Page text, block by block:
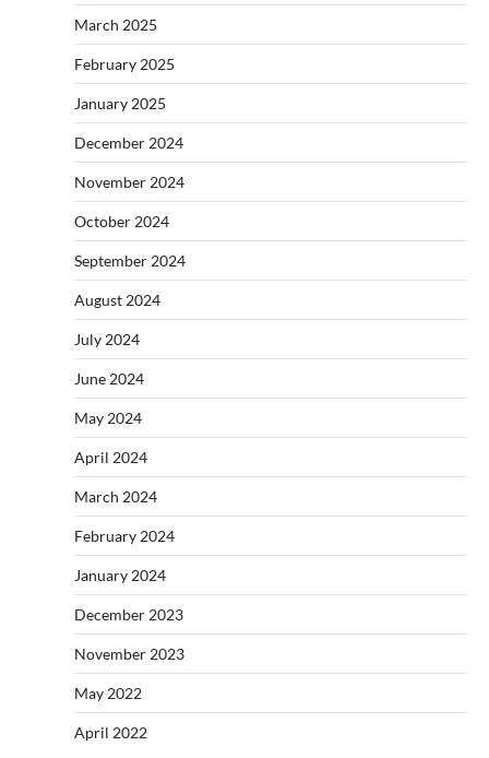
March 2025
February 2025
January 2025
December 2024
November 2024
October 2024
September 2024
August 2024
July 2024
June 2024
May 2024
April 2024
March 2024
February 2024
January 2024
December 2023
November 2023
May 2022
April 2022